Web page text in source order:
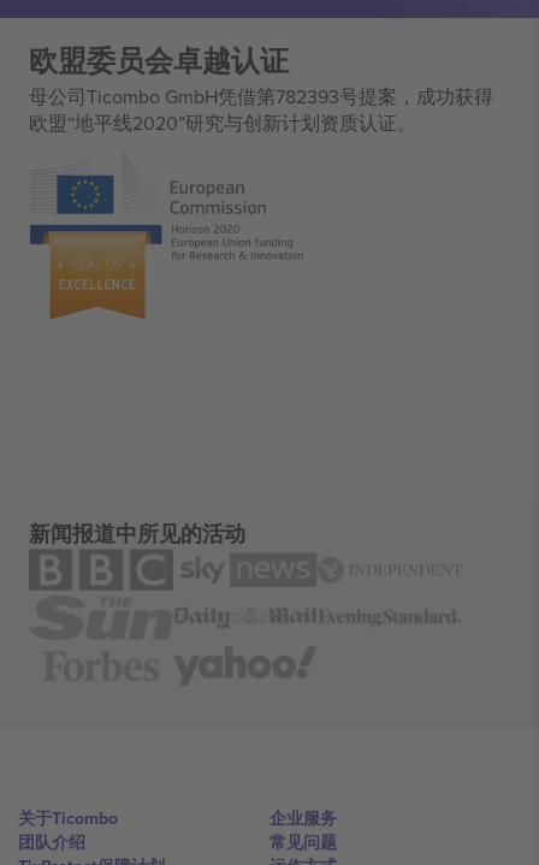
欧盟委员会卓越认证
母公司Ticombo GmbH凭借第782393号提案，成功获得
欧盟“地平线2020”研究与创新计划资质认证。
新闻报道中所见的活动
关于Ticombo
团队介绍
企业服务
常见问题